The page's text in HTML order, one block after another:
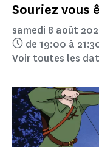
Souriez vous
samedi 8 août
de 19:00 à
Voir toutes les